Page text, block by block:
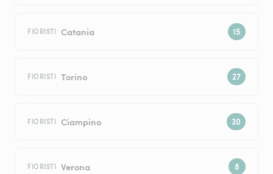
FIORISTI Catania
FIORISTI Torino
FIORISTI Ciampino
FIORISTI Verona